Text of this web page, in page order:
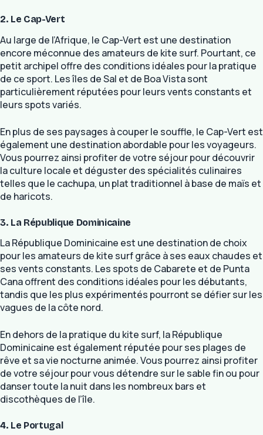
2. Le Cap-Vert
Au large de l’Afrique, le Cap-Vert est une destination
encore méconnue des amateurs de kite surf. Pourtant, ce
petit archipel offre des conditions idéales pour la pratique
de ce sport. Les îles de Sal et de Boa Vista sont
particulièrement réputées pour leurs vents constants et
leurs spots variés.
En plus de ses paysages à couper le souffle, le Cap-Vert est
également une destination abordable pour les voyageurs.
Vous pourrez ainsi profiter de votre séjour pour découvrir
la culture locale et déguster des spécialités culinaires
telles que le cachupa, un plat traditionnel à base de maïs et
de haricots.
3. La République Dominicaine
La République Dominicaine est une destination de choix
pour les amateurs de kite surf grâce à ses eaux chaudes et
ses vents constants. Les spots de Cabarete et de Punta
Cana offrent des conditions idéales pour les débutants,
tandis que les plus expérimentés pourront se défier sur les
vagues de la côte nord.
En dehors de la pratique du kite surf, la République
Dominicaine est également réputée pour ses plages de
rêve et sa vie nocturne animée. Vous pourrez ainsi profiter
de votre séjour pour vous détendre sur le sable fin ou pour
danser toute la nuit dans les nombreux bars et
discothèques de l’île.
4. Le Portugal